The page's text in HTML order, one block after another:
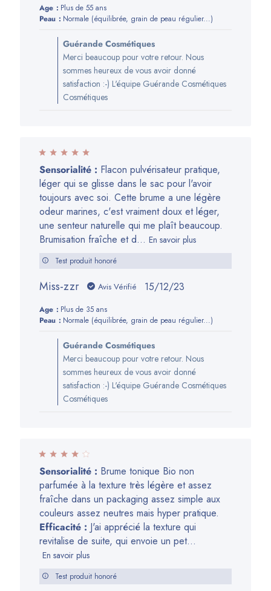
publication
Age:
Plus de 55 ans
Peau:
Normale (équilibrée, grain de peau régulier...)
du
propriétaire
de
la
Cosmétiques
du
Thu
Jan
18
2024
Guérande Cosmétiques
Merci beaucoup pour votre retour. Nous
sommes heureux de vous avoir donné
satisfaction :-) L'équipe Guérande Cosmétiques
Cosmétiques
Sensorialité : Flacon pulvérisateur pratique,
léger qui se glisse dans le sac pour l'avoir
toujours avec soi. Cette brume a une légère
odeur marines, c'est vraiment doux et léger,
une senteur naturelle qui me plaît beaucoup.
Brumisation fraîche et d... En savoir plus
Test produit honoré
Miss-zzr Avis Vérifié
Date
publication
15/12/23
Age:
Plus de 35 ans
Peau:
Normale (équilibrée, grain de peau régulier...)
du
propriétaire
de
la
Cosmétiques
du
Thu
Jan
18
2024
Guérande Cosmétiques
Merci beaucoup pour votre retour. Nous
sommes heureux de vous avoir donné
satisfaction :-) L'équipe Guérande Cosmétiques
Cosmétiques
Sensorialité : Brume tonique Bio non
parfumée à la texture très légère et assez
fraîche dans un packaging assez simple aux
couleurs assez neutres mais hyper pratique.
Efficacité : J'ai apprécié la texture qui
revitalise de suite, qui envoie un pet...
En savoir plus
Test produit honoré